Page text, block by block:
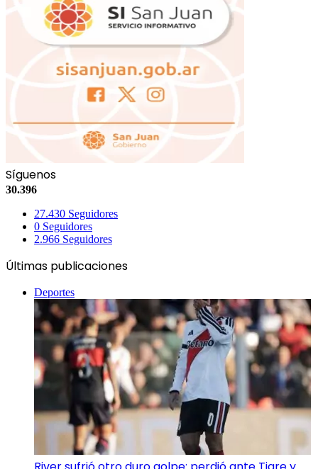
Síguenos
30.396
27.430 Seguidores
0 Seguidores
2.966 Seguidores
Últimas publicaciones
Deportes